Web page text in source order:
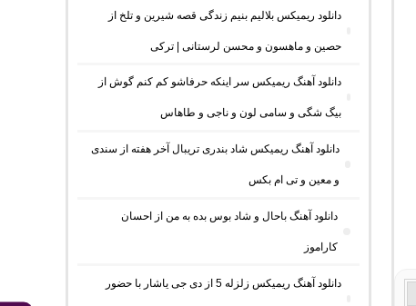
دانلود ریمیکس بلالیم بنیم زندگی قصه شیرین و تلخ از
حصین و ماهسون و محسن لرستانی | ترکی
دانلود آهنگ ریمیکس سر اینکه حرفاشو کم کنم گوش از
بیگ شگی و سامی لون و ناجی و طاهاس
دانلود آهنگ ریمیکس شاد بندری تریبال آخر هفته از سندی
و معین و تی ام بکس
دانلود آهنگ باحال و شاد بوس بده به من از احسان
کاراموز
دانلود آهنگ ریمیکس زلزله 5 از دی جی یاشار با حضور